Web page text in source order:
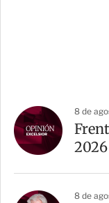
8 de
2026
8 de